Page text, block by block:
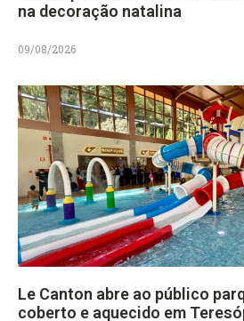
na decoração natalina
09/08/2026
Le Canton abre ao público
coberto e aquecido em